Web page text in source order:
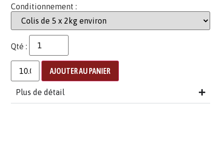
Conditionnement :
Qté :
AJOUTER AU PANIER
Plus de détail